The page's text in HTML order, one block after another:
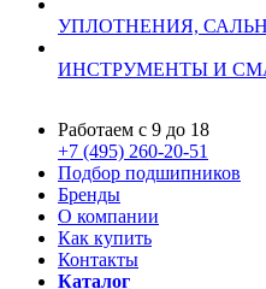
УПЛОТНЕНИЯ,
ИНСТРУМЕНТЫ И
Работаем с 9 до 18
+7 (495) 260-20-51
Подбор подшипников
Бренды
О компании
Как купить
Контакты
Каталог